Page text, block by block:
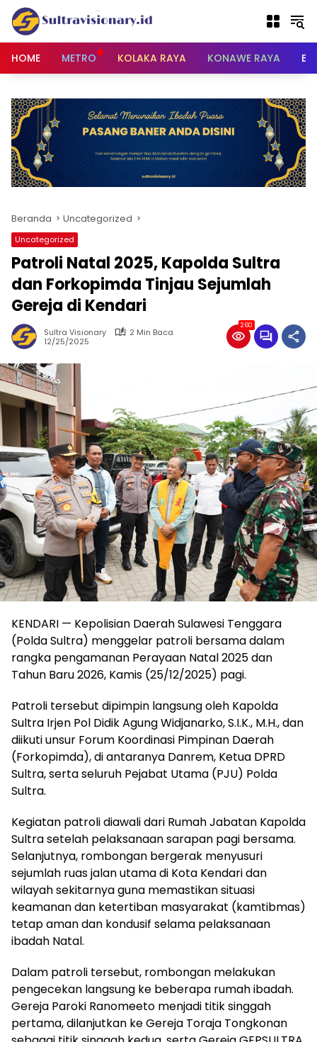
Langsung
konten
HOME
METRO KOLAKA RAYA KONAWE RAYA
Beranda Uncategorized
Uncategorized
Patroli Natal 2025, Kapolda Sultra
dan Forkopimda Tinjau Sejumlah
Gereja di Kendari
Sultra Visionary
2 Min Baca
12/25/2025
260
KENDARI — Kepolisian Daerah Sulawesi Tenggara
(Polda Sultra) menggelar patroli bersama dalam
rangka pengamanan Perayaan Natal 2025 dan
Tahun Baru 2026, Kamis (25/12/2025) pagi.
Patroli tersebut dipimpin langsung oleh Kapolda
Sultra Irjen Pol Didik Agung Widjanarko, S.I.K., M.H., dan
diikuti unsur Forum Koordinasi Pimpinan Daerah
(Forkopimda), di antaranya Danrem, Ketua DPRD
Sultra, serta seluruh Pejabat Utama (PJU) Polda
Sultra.
Kegiatan patroli diawali dari Rumah Jabatan Kapolda
Sultra setelah pelaksanaan sarapan pagi bersama.
Selanjutnya, rombongan bergerak menyusuri
sejumlah ruas jalan utama di Kota Kendari dan
wilayah sekitarnya guna memastikan situasi
keamanan dan ketertiban masyarakat (kamtibmas)
tetap aman dan kondusif selama pelaksanaan
ibadah Natal.
Dalam patroli tersebut, rombongan melakukan
pengecekan langsung ke beberapa rumah ibadah.
Gereja Paroki Ranomeeto menjadi titik singgah
pertama, dilanjutkan ke Gereja Toraja Tongkonan